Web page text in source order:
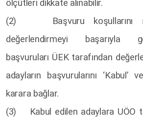
ölçütleri dikkate alınabilir.
(2) Başvuru koşullarını
değerlendirmeyi başarıyla
başvuruları ÜEK tarafından
adayların başvurularını ‘Kabul’
karara bağlar.
(3) Kabul edilen adaylara UÖO